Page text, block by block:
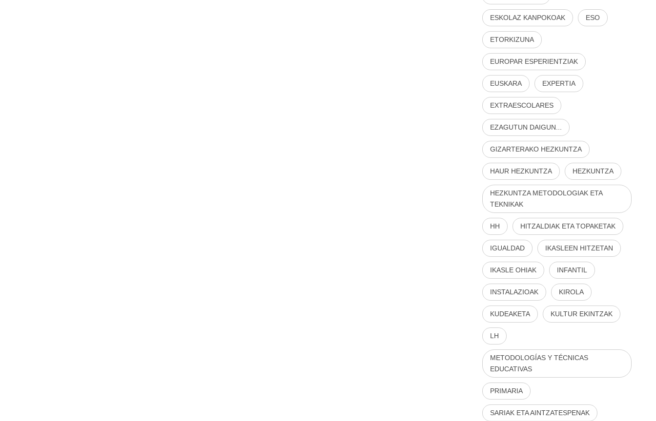
ESKOLAZ KANPOKOAK ESO
ETORKIZUNA
EUROPAR ESPERIENTZIAK
EUSKARA EXPERTIA
EXTRAESCOLARES
EZAGUTUN DAIGUN...
GIZARTERAKO HEZKUNTZA
HAUR HEZKUNTZA HEZKUNTZA
HEZKUNTZA METODOLOGIAK ETA
TEKNIKAK
HH HITZALDIAK ETA TOPAKETAK
IGUALDAD IKASLEEN HITZETAN
IKASLE OHIAK INFANTIL
INSTALAZIOAK KIROLA
KUDEAKETA KULTUR EKINTZAK
LH
METODOLOGÍAS Y TÉCNICAS
EDUCATIVAS
PRIMARIA
SARIAK ETA AINTZATESPENAK